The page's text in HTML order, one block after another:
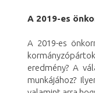
A 2019-es
A 2019-es
eredmény? A
munkájához?